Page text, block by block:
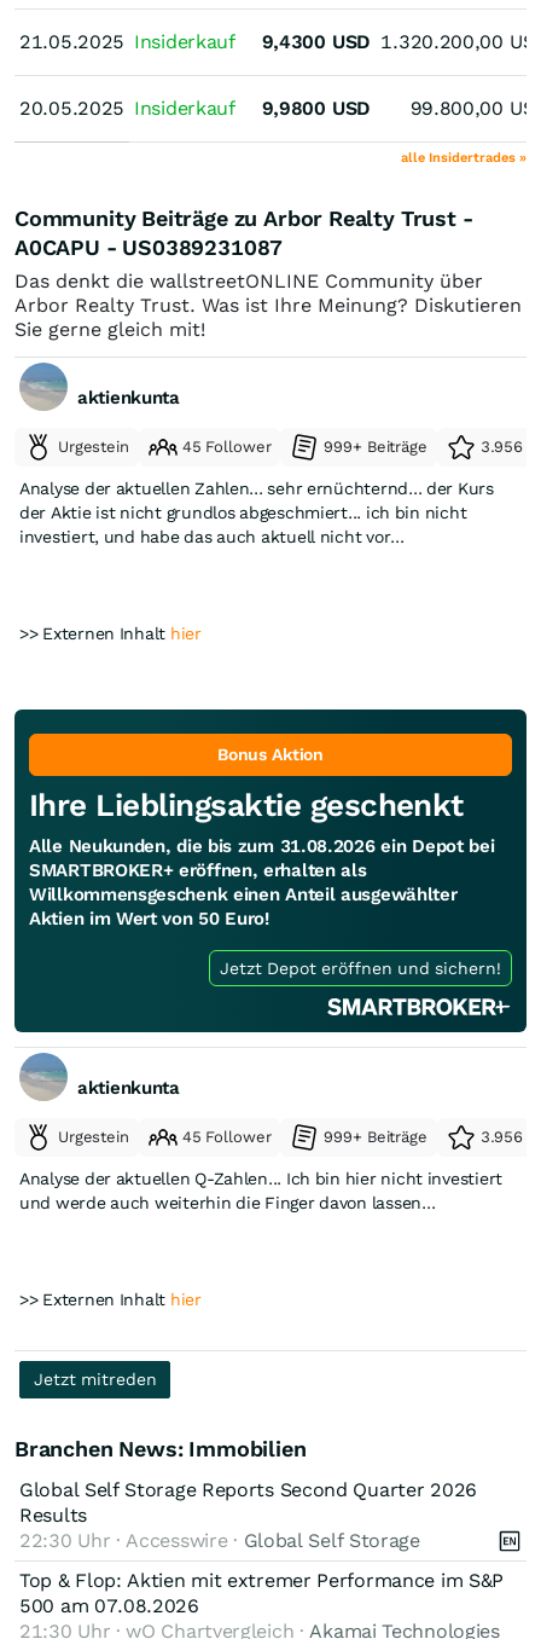
21.05.2025
20.05.2025
21.05.2025 Insiderkauf 9,4300 USD 1.320.200,00
20.05.2025 Insiderkauf 9,9800 USD 99.800,00
alle Insidertrades »
Community Beiträge zu Arbor Realty Trust -
A0CAPU - US0389231087
Das denkt die wallstreetONLINE Community über
Arbor Realty Trust. Was ist Ihre Meinung? Diskutieren
Sie gerne gleich mit!
aktienkunta
Urgestein 45 Follower 999+ Beiträge 3.956
Analyse der aktuellen Zahlen... sehr ernüchternd... der Kurs
der Aktie ist nicht grundlos abgeschmiert... ich bin nicht
investiert, und habe das auch aktuell nicht vor...
>> Externen Inhalt hier
Bonus Aktion
Ihre Lieblingsaktie geschenkt
Alle Neukunden, die bis zum 31.08.2026 ein Depot bei
SMARTBROKER+ eröffnen, erhalten als
Willkommensgeschenk einen Anteil ausgewählter
Aktien im Wert von 50 Euro!
Jetzt Depot eröffnen und sichern!
aktienkunta
Urgestein 45 Follower 999+ Beiträge 3.956
Analyse der aktuellen Q-Zahlen... Ich bin hier nicht investiert
und werde auch weiterhin die Finger davon lassen...
>> Externen Inhalt hier
Jetzt mitreden
Branchen News: Immobilien
Global Self Storage Reports Second Quarter 2026
Results
22:30 Uhr · Accesswire · Global Self Storage
Top & Flop: Aktien mit extremer Performance im S&P
500 am 07.08.2026
21:30 Uhr · wO Chartvergleich · Akamai Technologies